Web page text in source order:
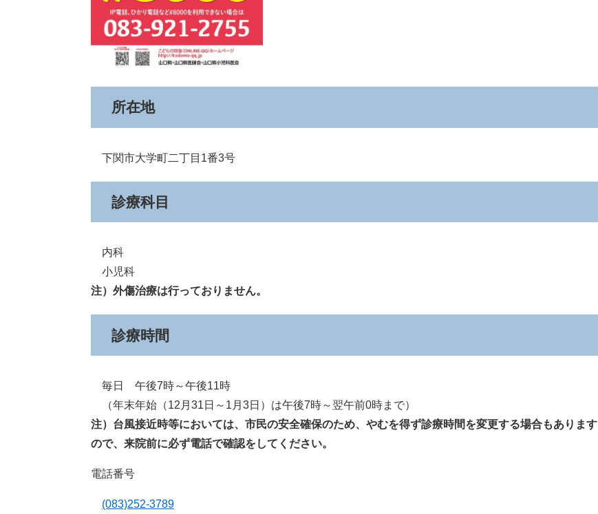
所在地
下関市大学町二丁目1番3号
診療科目
内科
小児科
注）外傷治療は行っておりません。
診療時間
毎日 午後7時～午後11時
（年末年始（12月31日～1月3日）は午後7時～翌午前0時まで）
注）台風接近時等においては、市民の安全確保のため、やむを得ず診療時間を変更する場合もあります
ので、来院前に必ず電話で確認をしてください。
電話番号
(083)252-3789